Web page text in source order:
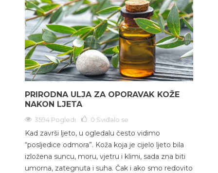
PRIRODNA ULJA ZA OPORAVAK KOŽE
NAKON LJETA
3594 Pogledi 0 Sviđalo se
Kad završi ljeto, u ogledalu često vidimo
“posljedice odmora”. Koža koja je cijelo ljeto bila
izložena suncu, moru, vjetru i klimi, sada zna biti
umorna, zategnuta i suha. Čak i ako smo redovito